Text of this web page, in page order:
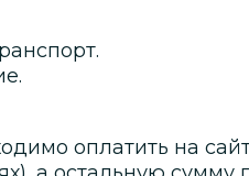
оплатить на